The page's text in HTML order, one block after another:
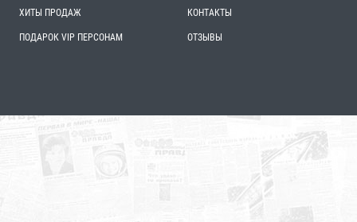
ХИТЫ ПРОДАЖ
ПОДАРОК VIP ПЕРСОНАМ
КОНТАКТЫ
ОТЗЫВЫ